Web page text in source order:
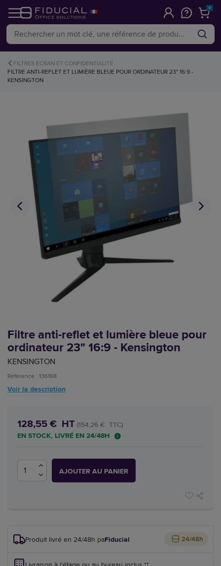
0
FILTRES ÉCRAN ET CONFIDENTIALITÉ
FILTRE ANTI-REFLET ET LUMIÈRE BLEUE POUR ORDINATEUR 23" 16:9 -
KENSINGTON
Filtre anti-reflet et lumière bleue pour
ordinateur 23" 16:9 - Kensington
KENSINGTON
Référence : 136168
Voir la description
128,55 € HT (154,26 € TTC)
EN STOCK, LIVRÉ EN 24/48H
AJOUTER AU PANIER
Produit livré en 24/48h parFiducial 24/48h